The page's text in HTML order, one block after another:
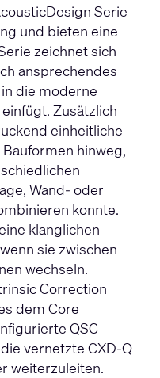
Serie
und bieten eine
zeichnet sich
ansprechendes
die moderne
Zusätzlich
einheitliche
hinweg,
Wand- oder
konnte.
klanglichen
sie zwischen
wechseln.
Correction
dem Core
QSC
vernetzte CXD-Q
weiterzuleiten.